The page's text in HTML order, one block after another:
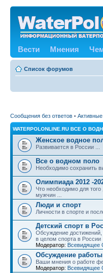
Вести Мнения
Список форумов
Сообщения без ответов •
WATERPOLONLINE.RU ВСЕ О
Женское водное
Развивается в России ...
Все о водном поло
Необходимо сохранить
Олимпиада 2012 -
Что необходимо для
мужчин ...
Люди и спорт
Личности в спорте и
Детский спорт в
Обсуждение достижений,
в целом спорта в России
Модератор: Всевидящее
Обсуждение
Ваши мнения о работе
Модератор: Всевидящее